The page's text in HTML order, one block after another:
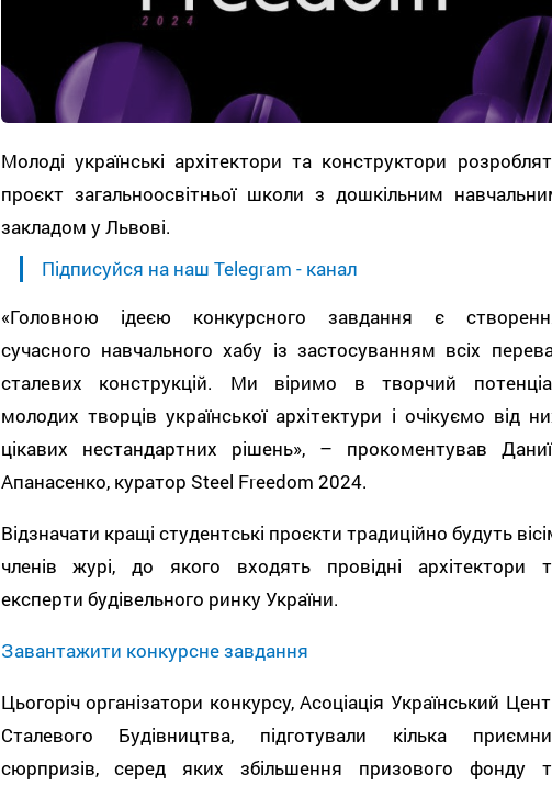
Молоді українські архітектори та конструктори
проєкт загальноосвітньої школи з дошкільним
закладом у Львові.
Підписуйся на наш Telegram - канал
«Головною ідеєю конкурсного завдання є
сучасного навчального хабу із застосуванням всіх
сталевих конструкцій. Ми віримо в творчий
молодих творців української архітектури і очікуємо від
цікавих нестандартних рішень», – прокоментував
Апанасенко, куратор Steel Freedom 2024.
Відзначати кращі студентські проєкти традиційно будуть
членів журі, до якого входять провідні архітектори
експерти будівельного ринку України.
Завантажити конкурсне завдання
Цьогоріч організатори конкурсу, Асоціація Український
Сталевого Будівництва, підготували кілька
сюрпризів, серед яких збільшення призового фонду